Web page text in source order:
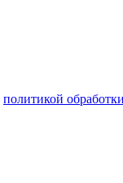
политикой